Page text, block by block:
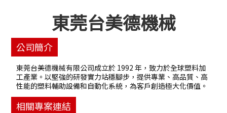
東莞台美德機械
公司簡介
東莞台美德機械有限公司成立於 1992 年，致力於全球塑料加
工產業。以堅強的研發實力站穩腳步，提供專業、高品質、高
性能的塑料輔助設備和自動化系統，為客戶創造極大化價值。
相關專案連結